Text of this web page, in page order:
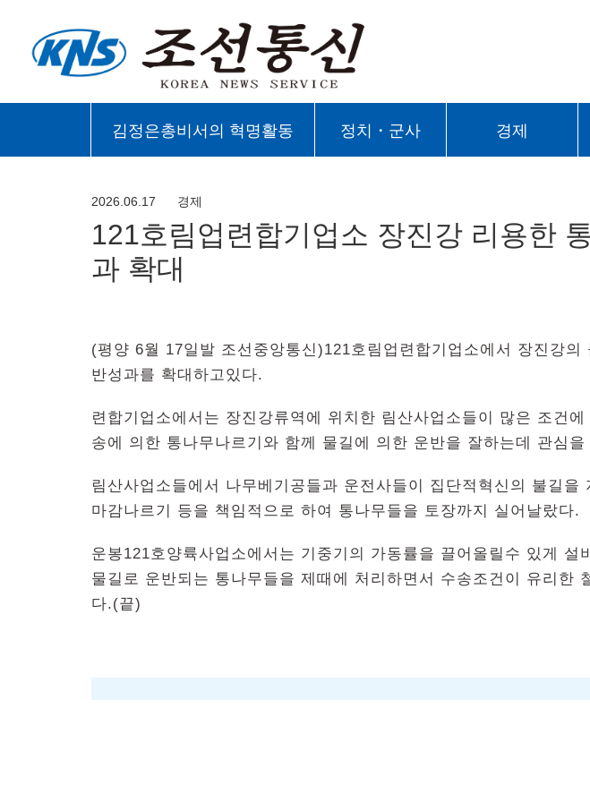
김정은총비서의 혁명활동 정치・군사 경제
2026.06.17 경제
121호림업련합기업소 장진강 리용한
과 확대
(평양 6월 17일발 조선중앙통신)121호림업련합기업소에서 장진강의
반성과를 확대하고있다.
련합기업소에서는 장진강류역에 위치한 림산사업소들이 많은 조건
송에 의한 통나무나르기와 함께 물길에 의한 운반을 잘하는데 관심을
림산사업소들에서 나무베기공들과 운전사들이 집단적혁신의 불길을
마감나르기 등을 책임적으로 하여 통나무들을 토장까지 실어날랐다.
운봉121호양륙사업소에서는 기중기의 가동률을 끌어올릴수 있게 설
물길로 운반되는 통나무들을 제때에 처리하면서 수송조건이 유리한
다.(끝)